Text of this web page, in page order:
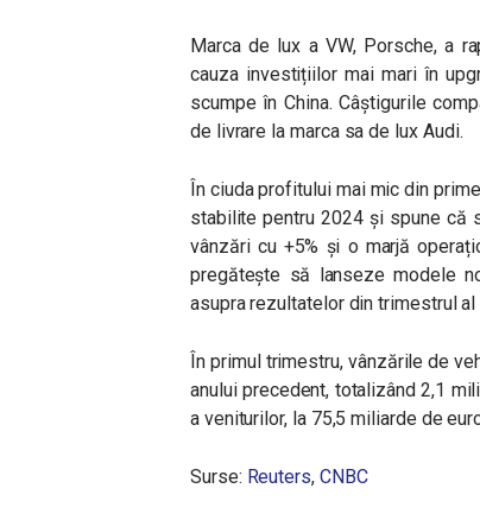
Marca de lux a VW, Porsche, a
cauza investițiilor mai mari în
scumpe în China. Câștigurile
de livrare la marca sa de lux Audi.
În ciuda profitului mai mic din
stabilite pentru 2024 și spune că
vânzări cu +5% și o marjă
pregătește să lanseze modele
asupra rezultatelor din trimestrul al
În primul trimestru, vânzările de
anului precedent, totalizând 2,1
a veniturilor, la 75,5 miliarde de
Surse: Reuters,CNBC